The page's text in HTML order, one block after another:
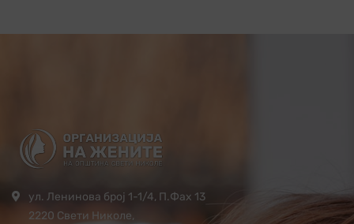
ул. Ленинова број 1-1/4, П.Фах 13
2220 Свети Николе,